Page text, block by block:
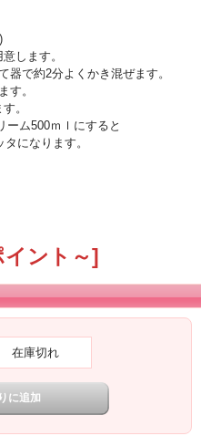
します。
器で約2分よくかき混ぜます。
す。
。
ム500ｍｌにすると
になります。
ント～]
在庫切れ